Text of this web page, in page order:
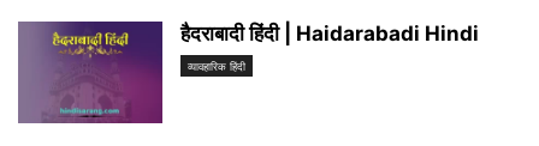
हैदराबादी हिंदी | Haidarabadi Hindi
व्यावहारिक हिंदी